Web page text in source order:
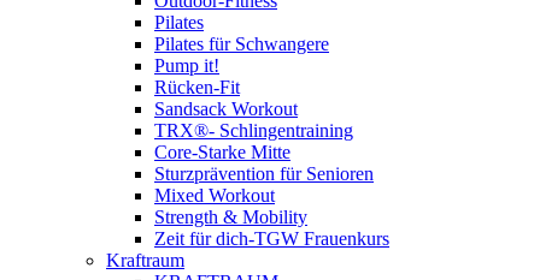
Pilates
Pilates für Schwangere
Pump it!
Rücken-Fit
Sandsack Workout
TRX®- Schlingentraining
Core-Starke Mitte
Sturzprävention für Senioren
Mixed Workout
Strength & Mobility
Zeit für dich-TGW Frauenkurs
Kraftraum